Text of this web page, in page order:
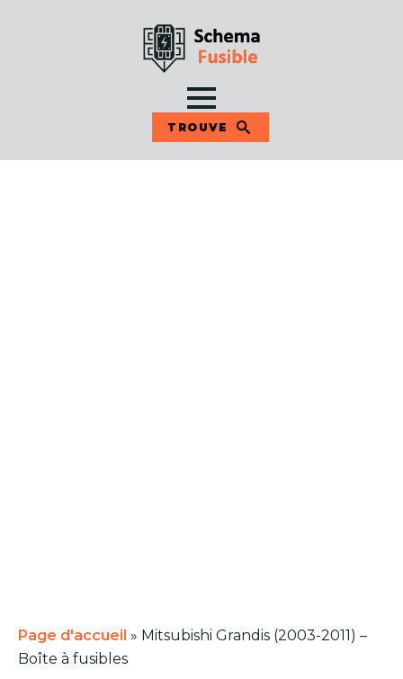
TROUVE
Page d'accueil » Mitsubishi Grandis (2003-2011) –
Boîte à fusibles